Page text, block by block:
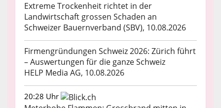
Extreme Trockenheit richtet in der
Landwirtschaft grossen Schaden an
Schweizer Bauernverband (SBV), 10.08.2026
Firmengründungen Schweiz 2026: Zürich führt
– Auswertungen für die ganze Schweiz
HELP Media AG, 10.08.2026
20:28 Uhr